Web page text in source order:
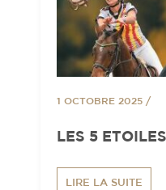
1 OCTOBRE 2025 /
LES 5
LIRE LA SUITE